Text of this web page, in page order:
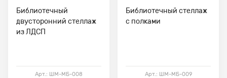
Библиотечный
двусторонний стеллаж
из ЛДСП
Арт.: ШМ-МБ-008
Библиотечный стеллаж
с полками
Арт.: ШМ-МБ-009